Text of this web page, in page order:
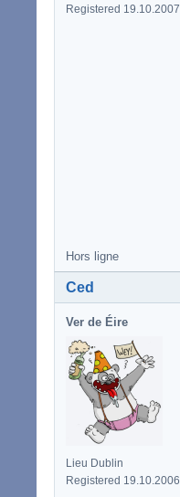
Registered 19.10.2007
Hors ligne
Ced
Ver de Éire
Lieu Dublin
Registered 19.10.2006